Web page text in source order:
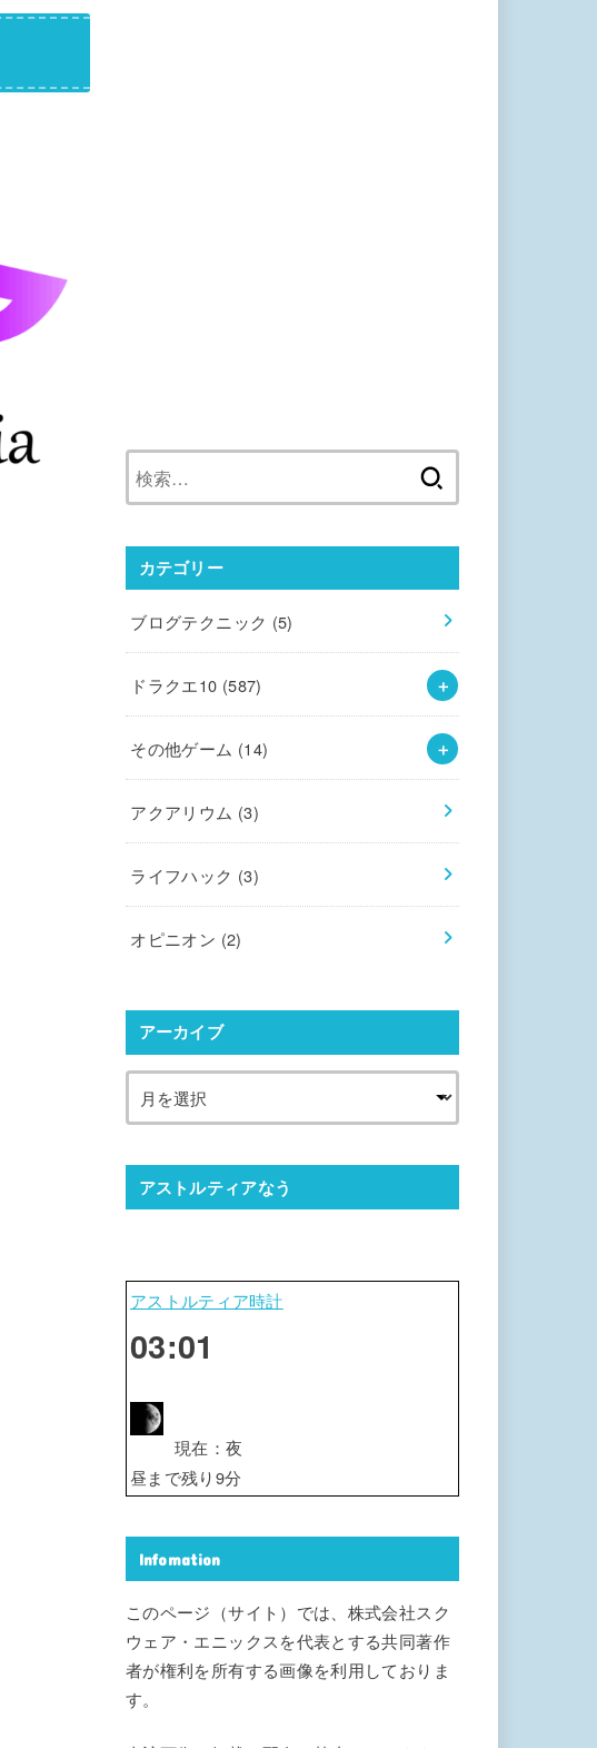
カテゴリー
ブログテクニック (5)
ドラクエ10 (587)
その他ゲーム (14)
アクアリウム (3)
ライフハック (3)
オピニオン (2)
アーカイブ
アストルティアなう
アストルティア時計
03:02
現在： 夜
昼まで残り9分
Infomation
このページ（サイト）では、株式会社スク
ウェア・エニックスを代表とする共同著作
者が権利を所有する画像を利用しておりま
す。